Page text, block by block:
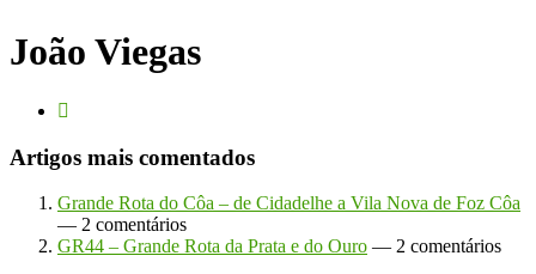
João Viegas
Artigos mais comentados
Grande Rota do Côa – de Cidadelhe a Vila Nova de Foz Côa
— 2 comentários
GR44 – Grande Rota da Prata e do Ouro — 2 comentários